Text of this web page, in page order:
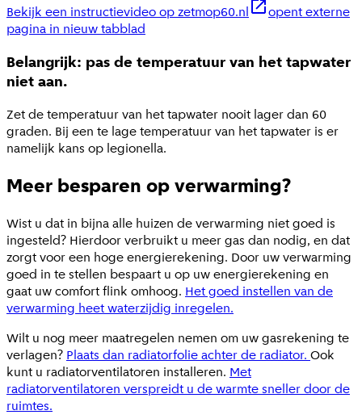
Bekijk een instructievideo op zetmop60.nl
opent externe
pagina in nieuw tabblad
Belangrijk: pas de temperatuur van het tapwater
niet aan.
Zet de temperatuur van het tapwater nooit lager dan 60
graden. Bij een te lage temperatuur van het tapwater is er
namelijk kans op legionella.
Meer besparen op verwarming?
Wist u dat in bijna alle huizen de verwarming niet goed is
ingesteld? Hierdoor verbruikt u meer gas dan nodig, en dat
zorgt voor een hoge energierekening. Door uw verwarming
goed in te stellen bespaart u op uw energierekening en
gaat uw comfort flink omhoog. Het goed instellen van de
verwarming heet waterzijdig inregelen.
Wilt u nog meer maatregelen nemen om uw gasrekening te
verlagen? Plaats dan radiatorfolie achter de radiator. Ook
kunt u radiatorventilatoren installeren. Met
radiatorventilatoren verspreidt u de warmte sneller door de
ruimtes.